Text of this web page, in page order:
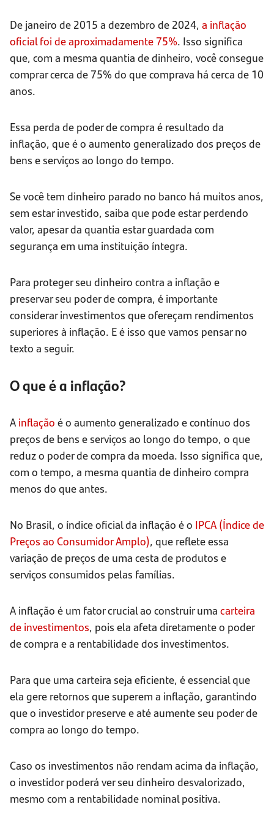
De janeiro de 2015 a dezembro de 2024, a inflação
oficial foi de aproximadamente 75%. Isso significa
que, com a mesma quantia de dinheiro, você consegue
comprar cerca de 75% do que comprava há cerca de 10
anos.
Essa perda de poder de compra é resultado da
inflação, que é o aumento generalizado dos preços de
bens e serviços ao longo do tempo.
Se você tem dinheiro parado no banco há muitos anos,
sem estar investido, saiba que pode estar perdendo
valor, apesar da quantia estar guardada com
segurança em uma instituição íntegra.
Para proteger seu dinheiro contra a inflação e
preservar seu poder de compra, é importante
considerar investimentos que ofereçam rendimentos
superiores à inflação. E é isso que vamos pensar no
texto a seguir.
O que é a inflação?
A inflação é o aumento generalizado e contínuo dos
preços de bens e serviços ao longo do tempo, o que
reduz o poder de compra da moeda. Isso significa que,
com o tempo, a mesma quantia de dinheiro compra
menos do que antes.
No Brasil, o índice oficial da inflação é o IPCA (Índice de
Preços ao Consumidor Amplo), que reflete essa
variação de preços de uma cesta de produtos e
serviços consumidos pelas famílias.
A inflação é um fator crucial ao construir uma carteira
de investimentos, pois ela afeta diretamente o poder
de compra e a rentabilidade dos investimentos.
Para que uma carteira seja eficiente, é essencial que
ela gere retornos que superem a inflação, garantindo
que o investidor preserve e até aumente seu poder de
compra ao longo do tempo.
Caso os investimentos não rendam acima da inflação,
o investidor poderá ver seu dinheiro desvalorizado,
mesmo com a rentabilidade nominal positiva.